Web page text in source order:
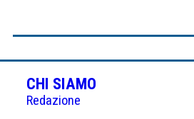
CHI SIAMO
Redazione